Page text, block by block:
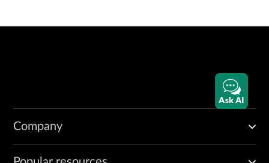
Company
Ask AI